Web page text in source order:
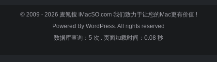
© 2009 - 2026 麦氪搜 iMacSO.com 我们致力于让您的Mac更有价值 !
Powered By WordPress. All rights reserved
数据库查询：5 次 . 页面加载时间：0.08 秒